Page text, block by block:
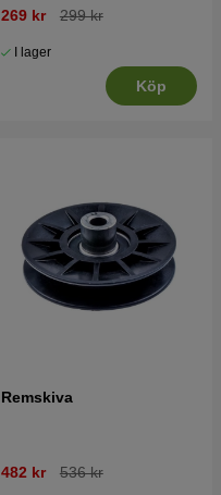
269 kr 299 kr
I lager
Köp
Remskiva
482 kr 536 kr